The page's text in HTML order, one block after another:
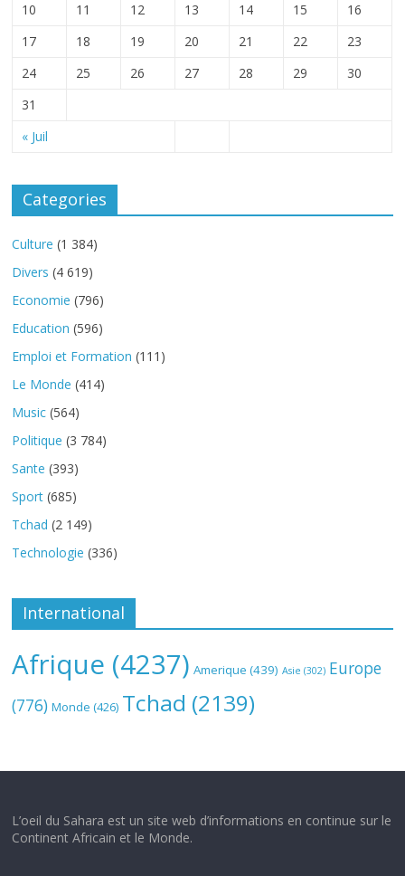
« Juil
10
11 12 13 14 15
16
17
18 19 20 21 22
23
24
25 26 27 28 29
30
31
Categories
Culture (1 384)
Divers (4 619)
Economie (796)
Education (596)
Emploi et Formation (111)
Le Monde (414)
Music (564)
Politique (3 784)
Sante (393)
Sport (685)
Tchad (2 149)
Technologie (336)
International
Afrique (4237) Amerique (439) Asie (302) Europe
(776) Monde (426) Tchad (2139)
L’oeil du Sahara est un site web d’informations en continue sur le
Continent Africain et le Monde.